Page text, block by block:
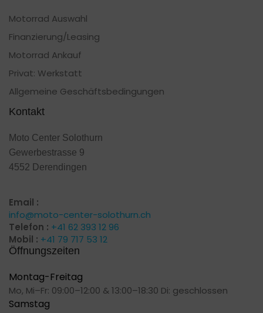
Motorrad Auswahl
Finanzierung/Leasing
Motorrad Ankauf
Privat: Werkstatt
Allgemeine Geschäftsbedingungen
Kontakt
Moto Center Solothurn
Gewerbestrasse 9
4552 Derendingen
Email :
info@moto-center-solothurn.ch
Telefon : +41 62 393 12 96
Mobil : +41 79 717 53 12
Öffnungszeiten
Montag-Freitag
Mo, Mi–Fr: 09:00–12:00 & 13:00–18:30 Di: geschlossen
Samstag